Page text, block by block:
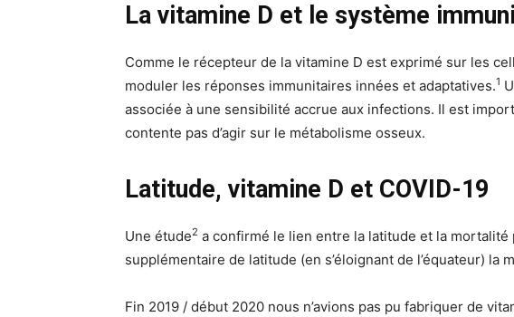
La vitamine D et le système
Comme le récepteur de la vitamine D est exprimé sur les
moduler les réponses immunitaires innées et adaptatives.1
associée à une sensibilité accrue aux infections. Il est
contente pas d’agir sur le métabolisme osseux.
Latitude, vitamine D et COVID-19
Une étude2 a confirmé le lien entre la latitude et la mortalité
supplémentaire de latitude (en s’éloignant de l’équateur) la
Fin 2019 / début 2020 nous n’avions pas pu fabriquer de